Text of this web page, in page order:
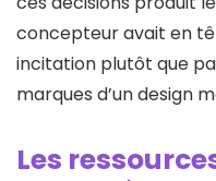
concepteur avait en
incitation plutôt que
marques d’un design
Les